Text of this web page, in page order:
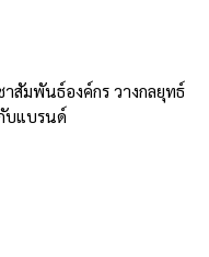
สัมพันธ์องค์กร วางกลยุทธ์
บแบรนด์